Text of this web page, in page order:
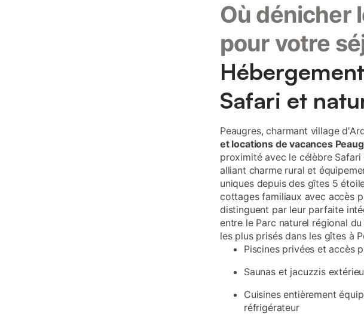
Où dénicher
pour votre
Safari et
Peaugres, charmant village
et locations de vacances
proximité avec le célèbre
alliant charme rural et
uniques depuis des gîtes 5
cottages familiaux avec accès
distinguent par leur parfaite
entre le Parc naturel régional
les plus prisés dans les gîtes à
Piscines privées et accès
Saunas et jacuzzis
Cuisines entièrement
réfrigérateur